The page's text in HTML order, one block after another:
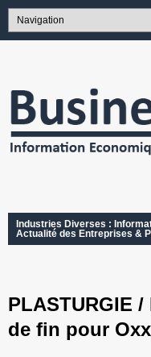
Industries Diverses :
Actualité des Entreprises &
PLASTURGIE
de fin pour